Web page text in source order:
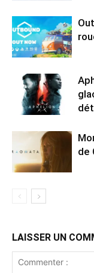
de
LAISSER UN